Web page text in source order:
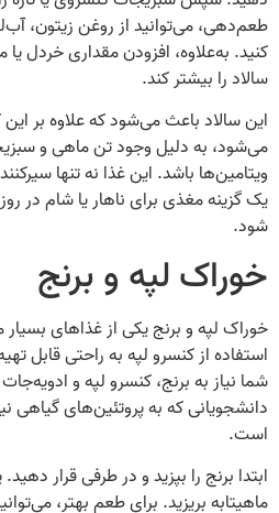
طعم‌دهی، می‌توانید از روغن زیتون،
کنید. به‌علاوه، افزودن مقداری خردل یا
سالاد را بیشتر کند.
این سالاد باعث می‌شود که علاوه بر
می‌شود، به دلیل وجود تن ماهی و
ویتامین‌ها باشد. این غذا نه تنها
یک گزینه مغذی برای ناهار یا شام در
شود.
خوراک لپه و برنج
خوراک لپه و برنج یکی از غذاهای
استفاده از کنسرو لپه به راحتی قابل
شما نیاز به برنج، کنسرو لپه و
دانشجویانی که به پروتئین‌های گیاهی
است.
ابتدا برنج را بپزید و در طرفی قرار
ماهیتابه بریزید. برای طعم بهتر،